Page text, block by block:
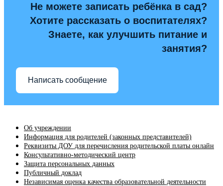
Не можете записать ребёнка в сад?
Хотите рассказать о воспитателях?
Знаете, как улучшить питание и
занятия?
Написать сообщение
Об учреждении
Информация для родителей (законных представителей)
Реквизиты ДОУ для перечисления родительской платы онлайн
Консультативно-методический центр
Защита персональных данных
Публичный доклад
Независимая оценка качества образовательной деятельности